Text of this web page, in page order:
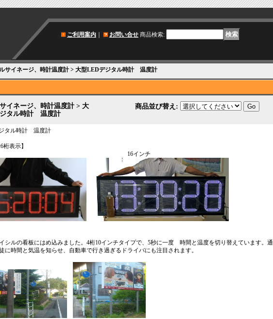
ご利用案内｜ お問い合せ 商品検索:
サイネージ、時計温度計 > 大型LEDデジタル時計 温度計
イネージ、時計温度計 > 大
タル時計 温度計
商品並び替え :
タル時計 温度計
桁表示】
ンチ 16インチ
シルの看板にはめ込みました。4桁10インチタイプで、5秒に一度 時間と温度を切り替えています。通
に時間と気温を知らせ、自動車で行き過ぎるドライバにも注目されます。